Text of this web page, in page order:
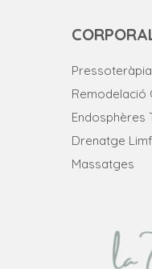
Pressoteràpia
Remodelació
Endosphères
Drenatge
Massatges